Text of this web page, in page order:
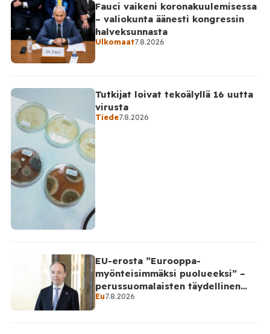
Fauci vaikeni koronakuulemisessa
– valiokunta äänesti kongressin
halveksunnasta
Ulkomaat7.8.2026
Tutkijat loivat tekoälyllä 16 uutta
virusta
Tiede7.8.2026
EU-erosta ”Eurooppa-
myönteisimmäksi puolueeksi” –
perussuomalaisten täydellinen
takinkääntö
Eu7.8.2026